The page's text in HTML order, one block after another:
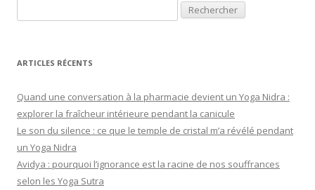
ARTICLES RÉCENTS
Quand une conversation à la pharmacie devient un Yoga Nidra :
explorer la fraîcheur intérieure pendant la canicule
Le son du silence : ce que le temple de cristal m’a révélé pendant
un Yoga Nidra
Avidya : pourquoi l’ignorance est la racine de nos souffrances
selon les Yoga Sutra